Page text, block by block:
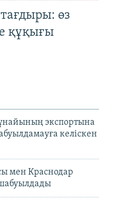
өз
құқығы
экспортына
келіскен
мен Краснодар